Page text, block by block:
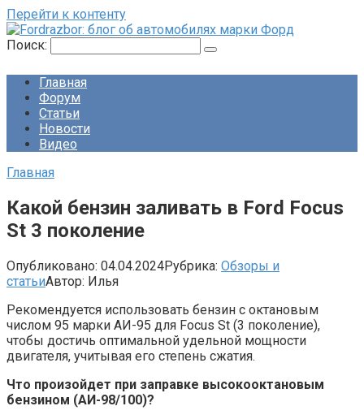
Перейти к контенту
Поиск:
Главная
Форум
Статьи
Новости
Видео
Главная
Какой бензин заливать в Ford Focus
St 3 поколение
Опубликовано: 04.04.2024Рубрика: Обзоры и
статьиАвтор: Илья
Рекомендуется использовать бензин с октановым
числом 95 марки АИ-95 для Focus St (3 поколение),
чтобы достичь оптимальной удельной мощности
двигателя, учитывая его степень сжатия.
Что произойдет при заправке высокооктановым
бензином (АИ-98/100)?